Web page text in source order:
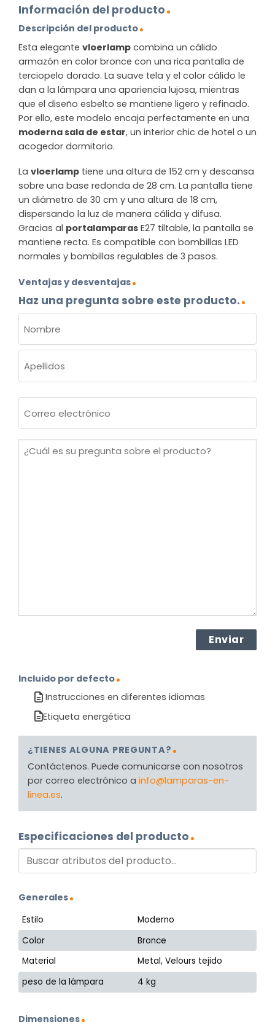
Información del producto
Descripción del producto
Esta elegante vloerlamp combina un cálido
armazón en color bronce con una rica pantalla de
terciopelo dorado. La suave tela y el color cálido le
dan a la lámpara una apariencia lujosa, mientras
que el diseño esbelto se mantiene ligero y refinado.
Por ello, este modelo encaja perfectamente en una
moderna sala de estar, un interior chic de hotel o un
acogedor dormitorio.
La vloerlamp tiene una altura de 152 cm y descansa
sobre una base redonda de 28 cm. La pantalla tiene
un diámetro de 30 cm y una altura de 18 cm,
dispersando la luz de manera cálida y difusa.
Gracias al portalamparas E27 tiltable, la pantalla se
mantiene recta. Es compatible con bombillas LED
normales y bombillas regulables de 3 pasos.
Ventajas y desventajas
Haz una pregunta sobre este producto.
(OBLIGATORIO)
Nombre
electrónico
¿Cuál
Incluido por defecto
Instrucciones en diferentes idiomas
Etiqueta energética
¿TIENES ALGUNA PREGUNTA?
Contáctenos. Puede comunicarse con nosotros
por correo electrónico a info@lamparas-en-
linea.es.
Especificaciones del producto
Generales
Estilo
Moderno
Color
Bronce
Material
Metal, Velours tejido
peso de la lámpara
4 kg
Dimensiones